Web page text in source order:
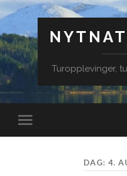
Turopplevinger,
Veksle
mobilmeny
DAG:4.